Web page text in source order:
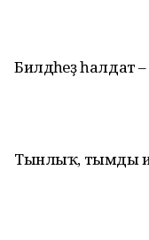
Билдәһеҙ һалдат
Тынлыҡ, тымды